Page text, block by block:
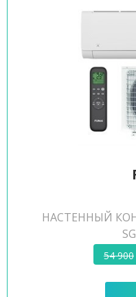
НАСТЕННЫЙ
54 900